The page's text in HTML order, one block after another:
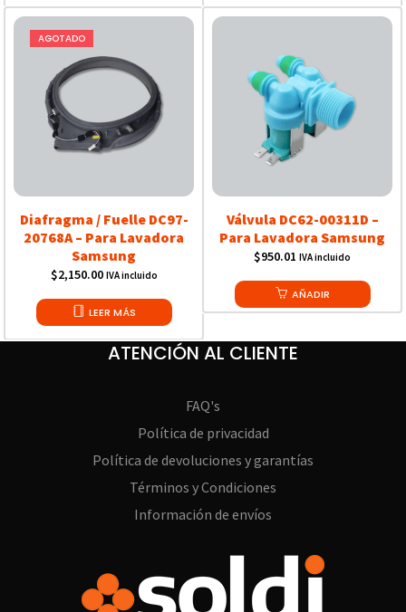
AGOTADO
Diafragma / Fuelle DC97-
20768A – Para Lavadora
Samsung
$2,150.00 IVA incluido
LEER MÁS
Válvula DC62-00311D –
Para Lavadora Samsung
$950.01 IVA incluido
AÑADIR
ATENCIÓN AL CLIENTE
FAQ's
Política de privacidad
Política de devoluciones y garantías
Términos y Condiciones
Información de envíos